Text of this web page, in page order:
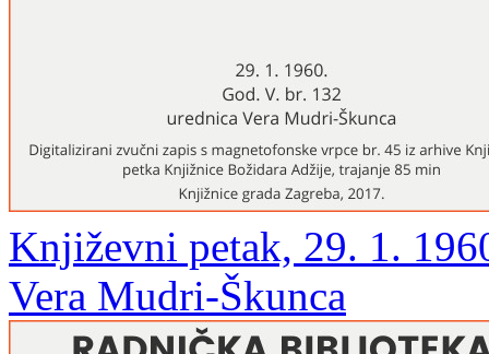
Književni petak, 29. 1.
Vera Mudri-Škunca